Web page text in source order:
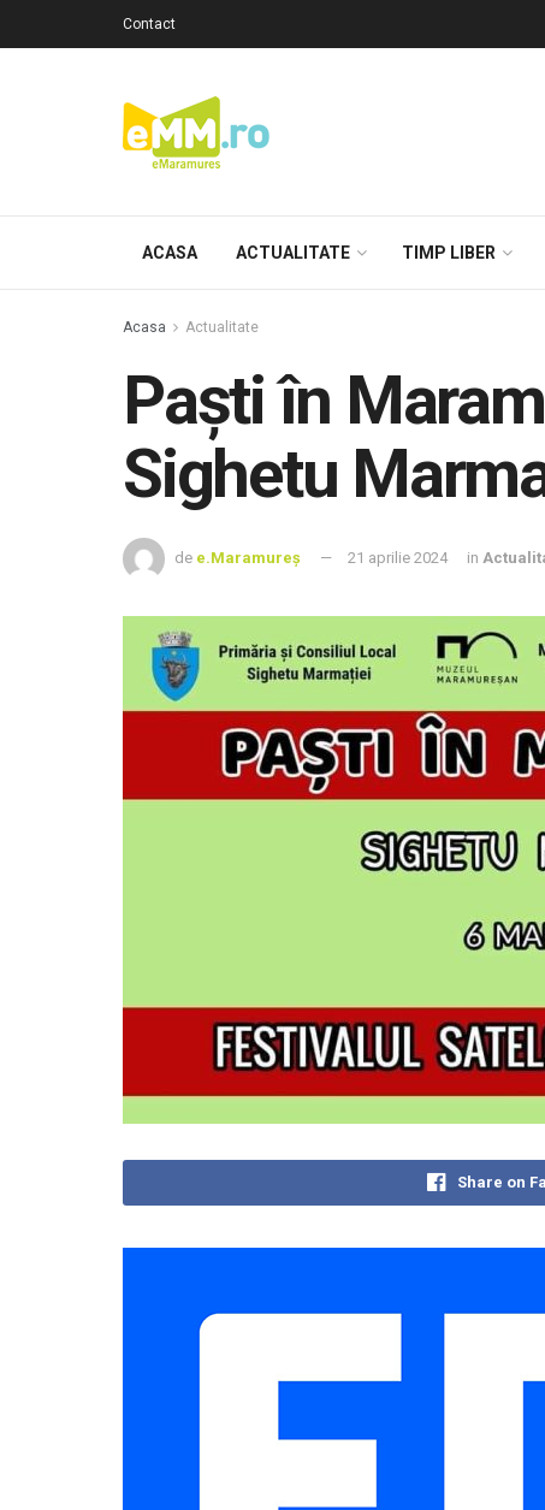
Contact
ACASA ACTUALITATE TIMP LIBER
Acasa Actualitate
Paști în
Sighetu
de e.Maramureș 21 aprilie 2024 in
Share on